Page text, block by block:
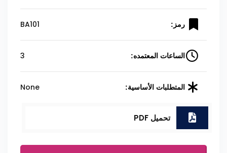
رمز: BA101
الساعات المعتمده: 3
المتطلبات الأساسية: None
تحميل PDF